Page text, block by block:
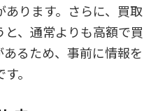
ります。さらに、買取
、通常よりも高額で買
るため、事前に情報を
。